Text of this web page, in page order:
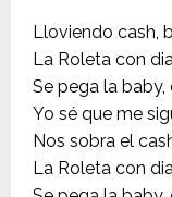
Lloviendo cash,
La Roleta con
Se pega la baby,
Yo sé que me
Nos sobra el
La Roleta con